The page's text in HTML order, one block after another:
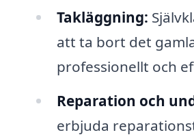
Takläggning:
att ta bort det
professionellt och
Reparation och
erbjuda